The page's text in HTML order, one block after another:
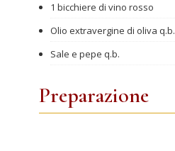
1 bicchiere di vino rosso
Olio extravergine di oliva q.b.
Sale e pepe q.b.
Preparazione